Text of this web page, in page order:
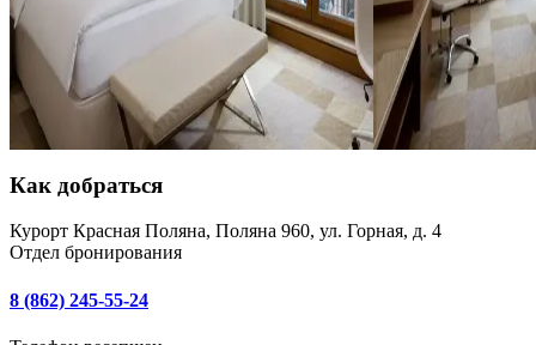
Площадь 28-33 м²
От
8 700 ₽
Как добраться
Курорт Красная Поляна, Поляна 960, ул. Горная, д. 4
Отдел бронирования
8 (862) 245-55-24